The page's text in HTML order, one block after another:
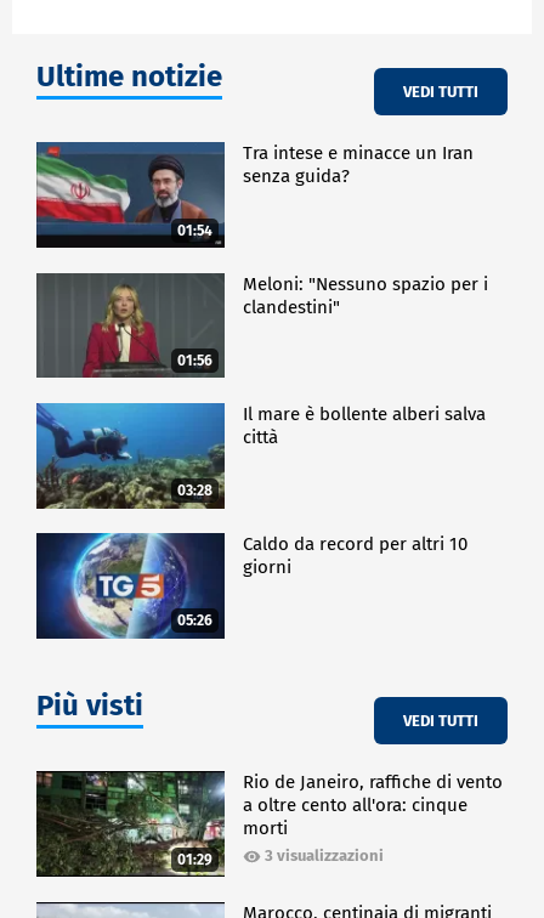
Ultime notizie VEDI TUTTI
01:54
Tra intese e minacce un Iran
senza guida?
01:56
Meloni: "Nessuno spazio per i
clandestini"
03:28
Il mare è bollente alberi salva
città
05:26
Caldo da record per altri 10
giorni
Più visti VEDI TUTTI
01:29
Rio de Janeiro, raffiche di vento
a oltre cento all'ora: cinque
morti
3 visualizzazioni
Marocco, centinaia di migranti